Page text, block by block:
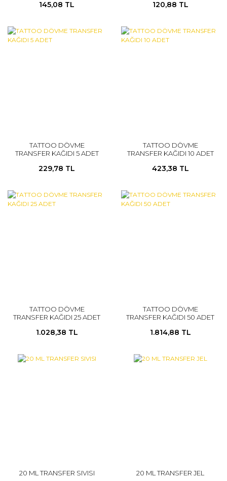
145,08 TL 120,88 TL
TATTOO DÖVME
TRANSFER KAĞIDI 5 ADET
229,78 TL
TATTOO DÖVME
TRANSFER KAĞIDI 10 ADET
423,38 TL
TATTOO DÖVME
TRANSFER KAĞIDI 25 ADET
1.028,38 TL
TATTOO DÖVME
TRANSFER KAĞIDI 50 ADET
1.814,88 TL
20 ML TRANSFER SIVISI 20 ML TRANSFER JEL